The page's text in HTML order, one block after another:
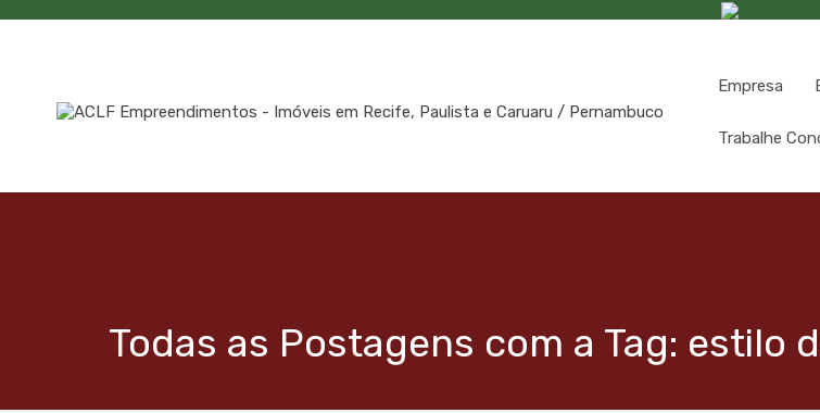
Empresa
Trabalhe
Todas as Postagens com a Tag: estilo